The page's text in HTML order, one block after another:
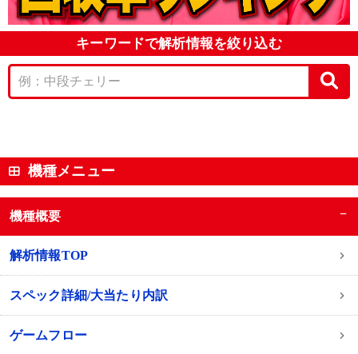
キーワードで解析情報を絞り込む
機種メニュー
機種概要 −
解析情報TOP
スペック詳細/大当たり内訳
ゲームフロー